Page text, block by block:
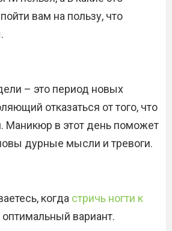
вам на пользу, что
– это период новых
отказаться от того, что
Маникюр в этот день поможет
дурные мысли и тревоги.
когда стричь ногти к
оптимальный вариант.